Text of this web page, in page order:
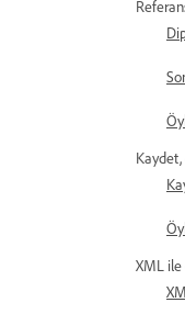
Kaydet,
XML ile